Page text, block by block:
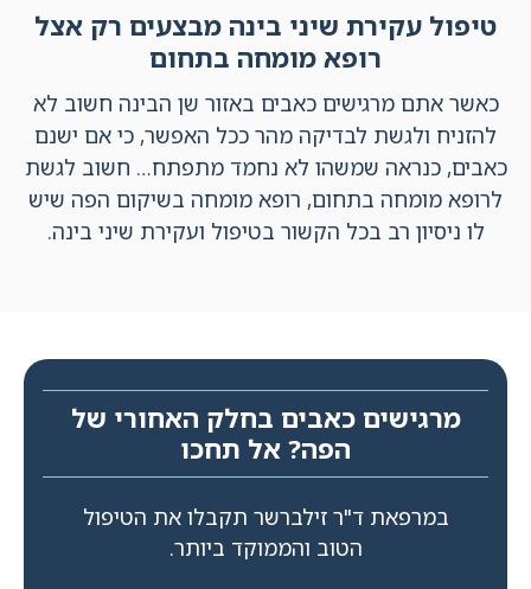
טיפול עקירת שיני בינה מבצעים רק אצל
רופא מומחה בתחום
כאשר אתם מרגישים כאבים באזור שן הבינה חשוב לא
להזניח ולגשת לבדיקה מהר ככל האפשר, כי אם ישנם
כאבים, כנראה שמשהו לא נחמד מתפתח… חשוב לגשת
לרופא מומחה בתחום, רופא מומחה בשיקום הפה שיש
לו ניסיון רב בכל הקשור בטיפול ועקירת שיני בינה.
מרגישים כאבים בחלק האחורי של
הפה? אל תחכו
במרפאת ד"ר זילברשר תקבלו את הטיפול
הטוב והממוקד ביותר.